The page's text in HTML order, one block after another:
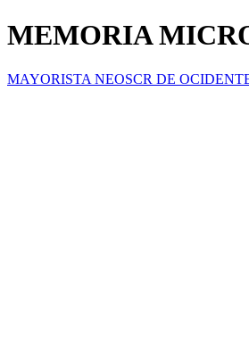
MEMORIA
MAYORISTA NEOSCR DE